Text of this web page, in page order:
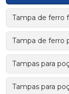
Tampa de ferro
Tampa de ferro
Tampas para
Tampas para